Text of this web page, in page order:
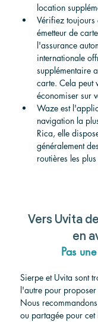
location
Vérifiez toujours
émetteur de
l'assurance
internationale
supplémentaire
carte. Cela peut
économiser sur
Waze est
navigation la
Rica, elle
généralement
routières les
Vers Uvita
en
Pas
Sierpe et Uvita sont
l'autre pour proposer
Nous
ou partagée pour